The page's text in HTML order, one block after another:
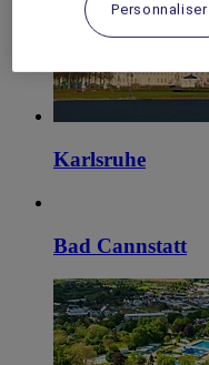
Karlsruhe
Bad Cannstatt
Personnaliser